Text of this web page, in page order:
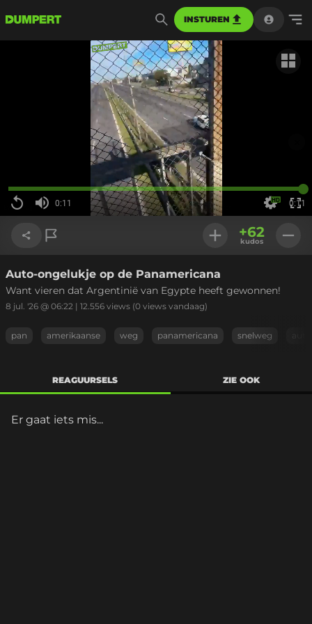
INSTUREN
Even terug
Stoer rijden door het verkeer
Zoon Sait Cinar is a moron!
uit
Huidige
tijd
0:11 0:11
Geladen:
100.00%
Link kopiëren
+62
kudos
Auto-ongelukje op de Panamericana
Want vieren dat Argentinië van Egypte heeft gewonnen!
8 jul. '26 @ 06:22 | 12.556 views (0 views vandaag)
pan amerikaanse weg panamericana snelweg
REAGUURSELS ZIE OOK
Er gaat iets mis...